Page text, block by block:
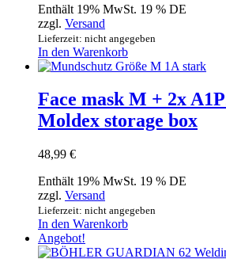
Enthält 19% MwSt. 19 % DE
zzgl. Versand
Lieferzeit: nicht angegeben
In den Warenkorb
Face mask M + 2x
Moldex storage box
48,99 €
Enthält 19% MwSt. 19 % DE
zzgl. Versand
Lieferzeit: nicht angegeben
In den Warenkorb
Angebot!